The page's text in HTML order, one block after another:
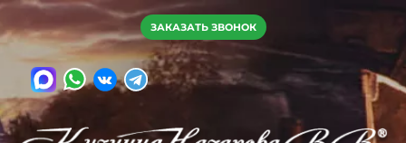
ЗАКАЗАТЬ ЗВОНОК